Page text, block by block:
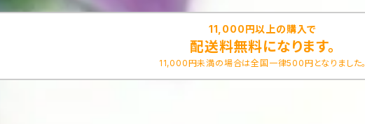
11,000円以上の購入で
配送料無料になります。
11,000円未満の場合は全国一律500円となりました。